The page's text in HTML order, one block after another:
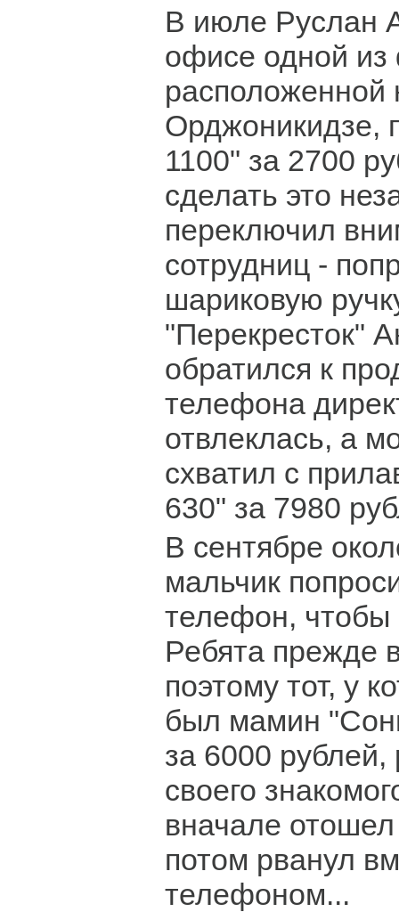
В июле Руслан
офисе одной
расположенной
Орджоникидзе,
1100" за 2700
сделать это
переключил
сотрудниц -
шариковую
"Перекресток"
обратился к
телефона
отвлеклась, а
схватил с
630" за 7980
В сентябре
мальчик
телефон, чтобы
Ребята прежде
поэтому тот, у
был мамин
за 6000
своего
вначале отошел
потом рванул
телефоном...